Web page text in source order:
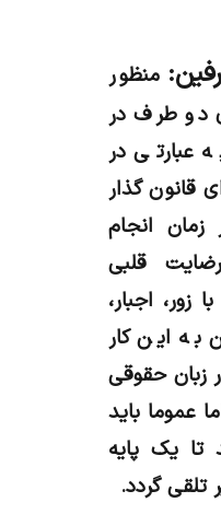
منظور
دو طرف در
عبارتی در
قانون گذار
انجام
قلبی
زور، اجبار،
به این کار
زبان حقوقی
عموما باید
تا یک پایه
تلقی گردد.